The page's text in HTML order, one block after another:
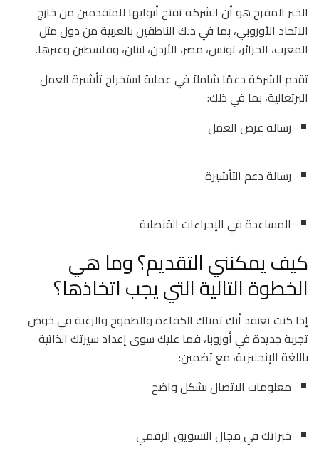
الخبر المفرح هو أن الشركة تفتح أبوابها للمتقدمين من خارج
الاتحاد الأوروبي، بما في ذلك الناطقين بالعربية من دول مثل
المغرب، الجزائر، تونس، مصر، الأردن، لبنان، وفلسطين وغيرها.
تقدم الشركة دعمًا شاملاً في عملية استخراج تأشيرة العمل
البرتغالية، بما في ذلك:
رسالة عرض العمل
رسالة دعم التأشيرة
المساعدة في الإجراءات القنصلية
كيف يمكنني التقديم؟ وما هي
الخطوة التالية التي يجب اتخاذها؟
إذا كنت تعتقد أنك تمتلك الكفاءة والطموح والرغبة في خوض
تجربة جديدة في أوروبا، فما عليك سوى إعداد سيرتك الذاتية
باللغة الإنجليزية، مع تضمين:
معلومات الاتصال بشكل واضح
خبراتك في مجال التسويق الرقمي